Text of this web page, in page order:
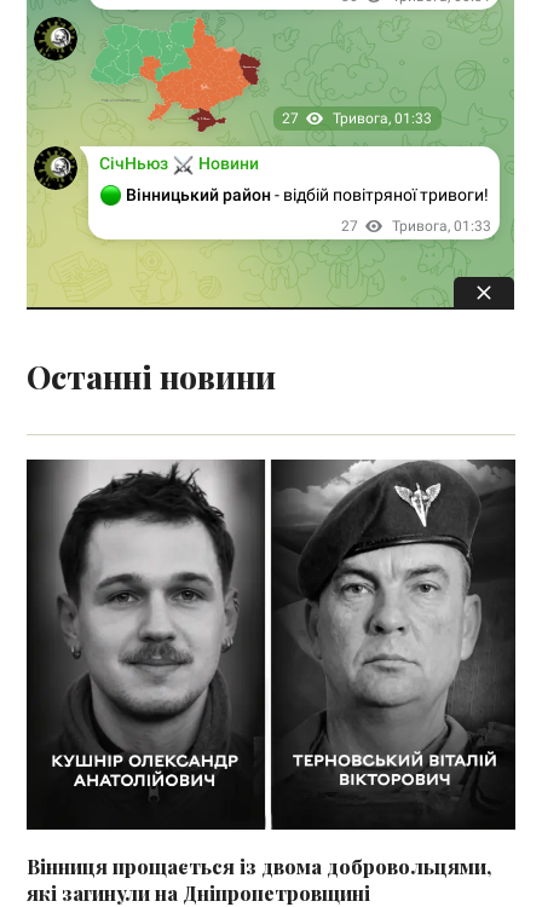
Останні новини
Вінниця прощається із двома добровольцями,
які загинули на Дніпропетровщині